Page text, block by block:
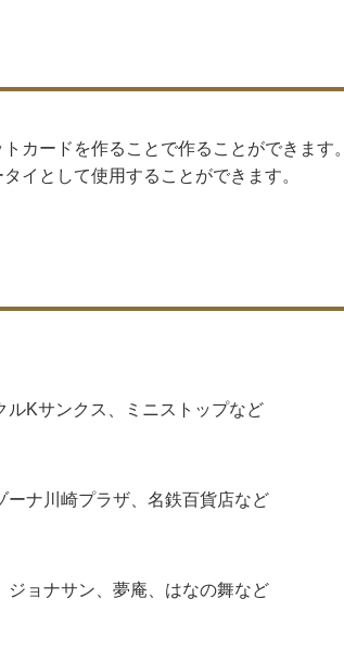
カードを作ることで作ることができます。
イとして使用することができます。
ルKサンクス、ミニストップなど
ナ川崎プラザ、名鉄百貨店など
ョナサン、夢庵、はなの舞など